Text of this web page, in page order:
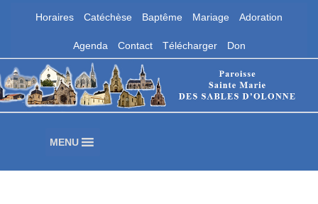
au
contenu
Horaires Catéchèse Baptême Mariage Adoration
Agenda Contact Télécharger Don
Paroisse Sainte Marie des Sables
d'Olonne
MENU